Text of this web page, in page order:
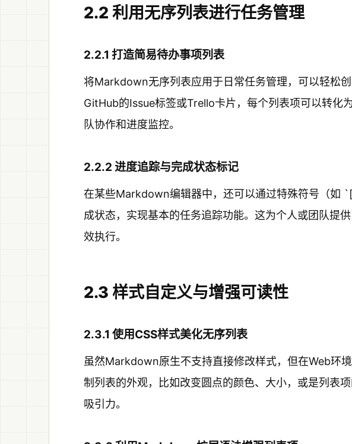
2.2 利用无序列表进行任务管理
2.2.1 打造简易待办事项列表
将Markdown无序列表应用于日常任务管理，可以轻松
GitHub的Issue标签或Trello卡片，每个列表项可以转化
队协作和进度监控。
2.2.2 进度追踪与完成状态标记
在某些Markdown编辑器中，还可以通过特殊符号（
成状态，实现基本的任务追踪功能。这为个人或团队提
效执行。
2.3 样式自定义与增强可读性
2.3.1 使用CSS样式美化无序列表
虽然Markdown原生不支持直接修改样式，但在Web环
制列表的外观，比如改变圆点的颜色、大小，或是列表
吸引力。